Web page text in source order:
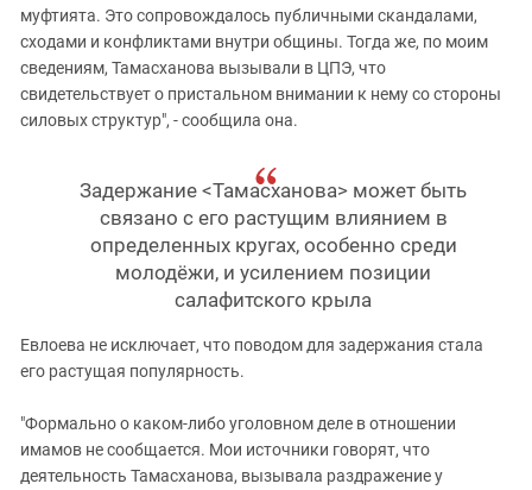
муфтията. Это сопровождалось публичными скандалами,
сходами и конфликтами внутри общины. Тогда же, по моим
сведениям, Тамасханова вызывали в ЦПЭ, что
свидетельствует о пристальном внимании к нему со стороны
силовых структур", - сообщила она.
Задержание <Тамасханова> может быть
связано с его растущим влиянием в
определенных кругах, особенно среди
молодёжи, и усилением позиции
салафитского крыла
Евлоева не исключает, что поводом для задержания стала
его растущая популярность.
"Формально о каком-либо уголовном деле в отношении
имамов не сообщается. Мои источники говорят, что
деятельность Тамасханова, вызывала раздражение у